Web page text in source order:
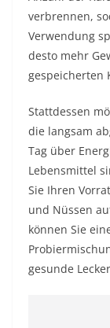
verbrennen,
Verwendung
desto mehr
gespeicherten
Stattdessen
die langsam
Tag über
Lebensmittel
Sie Ihren
und Nüssen
können Sie
gesunde